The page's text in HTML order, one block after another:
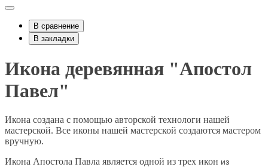
В сравнение
В закладки
Икона деревянная "Апостол
Павел"
Икона создана с помощью авторской технологи нашей
мастерской. Все иконы нашей мастерской создаются мастером
вручную.
Икона Апостола Павла является одной из трех икон из